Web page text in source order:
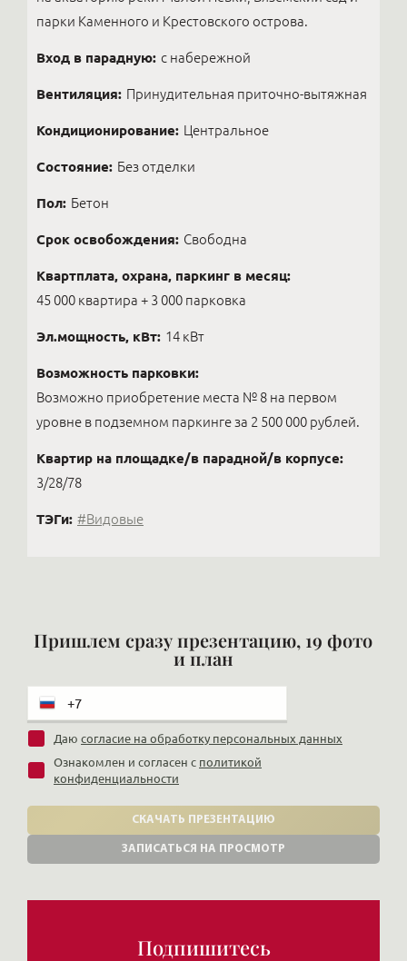
парки Каменного и Крестовского острова.
Вход в парадную: с набережной
Вентиляция: Принудительная приточно-вытяжная
Кондиционирование: Центральное
Состояние: Без отделки
Пол: Бетон
Срок освобождения: Свободна
Квартплата, охрана, паркинг в месяц:
45 000 квартира + 3 000 парковка
Эл.мощность, кВт: 14 кВт
Возможность парковки:
Возможно приобретение места № 8 на первом
уровне в подземном паркинге за 2 500 000 рублей.
Квартир на площадке/в парадной/в корпусе:
3/28/78
ТЭГи: #Видовые
Пришлем сразу презентацию, 19 фото
и план
Даю согласие на обработку персональных данных
Ознакомлен и согласен с политикой
конфиденциальности
СКАЧАТЬ ПРЕЗЕНТАЦИЮ
ЗАПИСАТЬСЯ НА ПРОСМОТР
Подпишитесь